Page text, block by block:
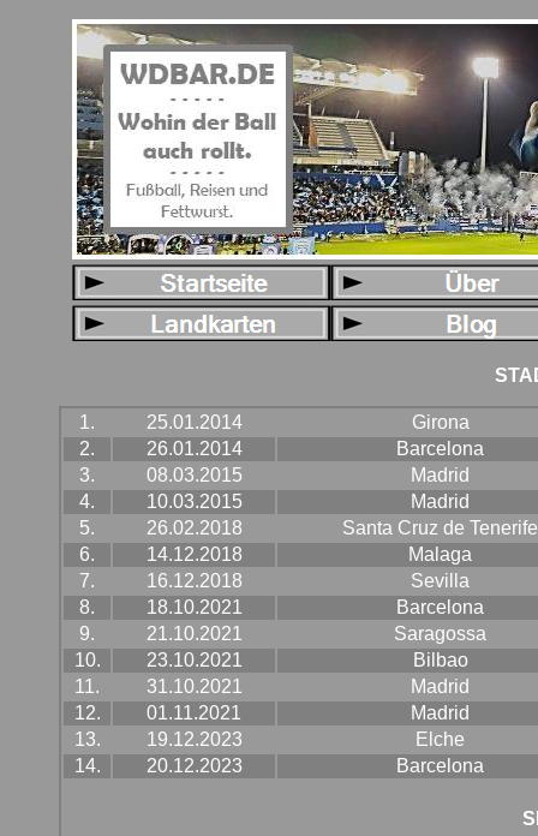
1. 25.01.2014
Girona
2.
26.01.2014
Barcelona
3.
08.03.2015
Madrid
4.
10.03.2015
Madrid
5.
26.02.2018
Santa Cruz de Tenerife
6.
14.12.2018
Malaga
7.
16.12.2018
Sevilla
8.
18.10.2021
Barcelona
9.
21.10.2021
Saragossa
10.
23.10.2021
Bilbao
11.
31.10.2021
Madrid
12.
01.11.2021
Madrid
13.
19.12.2023
Elche
14.
20.12.2023 Barcelona